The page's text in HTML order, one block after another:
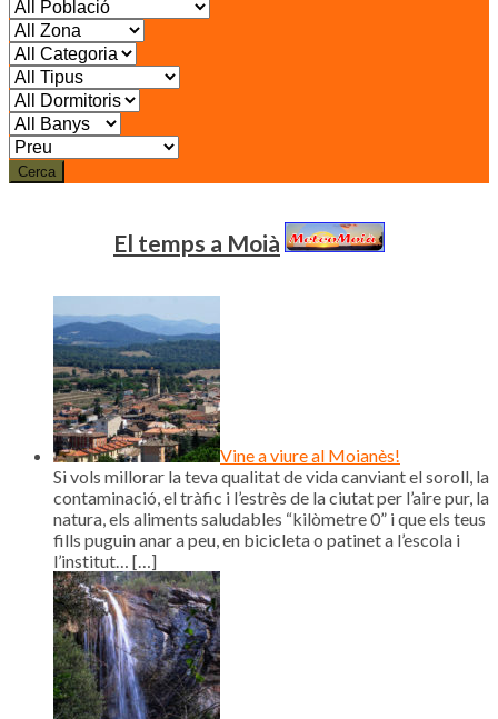
Cerca
El temps a Moià
Vine a viure al Moianès!
Si vols millorar la teva qualitat de vida canviant el soroll, la
contaminació, el tràfic i l’estrès de la ciutat per l’aire pur, la
natura, els aliments saludables “kilòmetre 0” i que els teus
fills puguin anar a peu, en bicicleta o patinet a l’escola i
l’institut… […]